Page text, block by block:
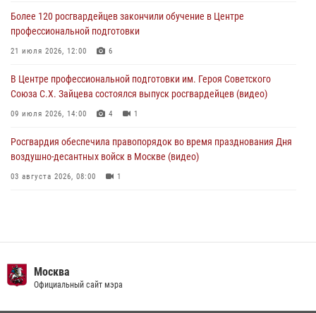
В Главном управлении Росгвардии по городу Москве подвели итоги
работы подразделений за прошедший месяц
Более 120 росгвардейцев закончили обучение в Центре
профессиональной подготовки
21 июля 2026, 12:00 6
В Центре профессиональной подготовки им. Героя Советского
Союза С.Х. Зайцева состоялся выпуск росгвардейцев (видео)
09 июля 2026, 14:00 4 1
Росгвардия обеспечила правопорядок во время празднования Дня
воздушно-десантных войск в Москве (видео)
03 августа 2026, 08:00 1
Безопасность футбольного матча в Москве обеспечена при
содействии Росгвардии (видео)
Москва
Официальный сайт мэра